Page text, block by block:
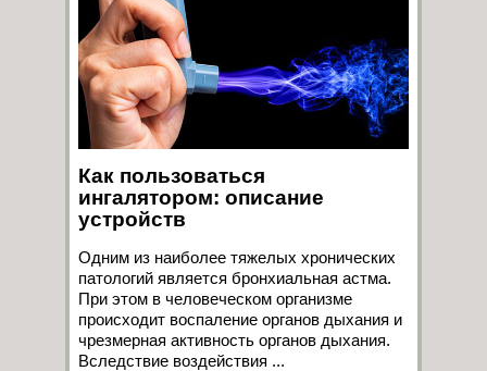
Как пользоваться
ингалятором: описание
устройств
Одним из наиболее тяжелых хронических
патологий является бронхиальная астма.
При этом в человеческом организме
происходит воспаление органов дыхания и
чрезмерная активность органов дыхания.
Вследствие воздействия ...